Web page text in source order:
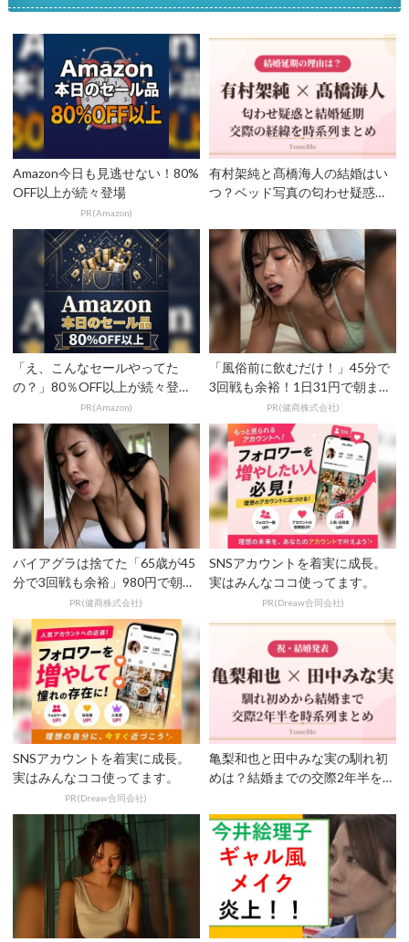
Amazon今日も見逃せない！80%
OFF以上が続々登場
PR(Amazon)
有村架純と髙橋海人の結婚はい
つ？ベッド写真の匂わせ疑惑
「え、こんなセールやってた
の？」80％OFF以上が続々登
場！Amazonの本気が...
PR(Amazon)
「風俗前に飲むだけ！」45分で
3回戦も余裕！1日31円で朝まで
PR(健商株式会社)
バイアグラは捨てた「65歳が45
分で3回戦も余裕」980円で朝ま
で絶好調！PR(健商株式会社)
SNSアカウントを着実に成長。
実はみんなココ使ってます。
PR(Dreaw合同会社)
SNSアカウントを着実に成長。
実はみんなココ使ってます。
PR(Dreaw合同会社)
亀梨和也と田中みな実の馴れ初
めは？結婚までの交際2年半を時